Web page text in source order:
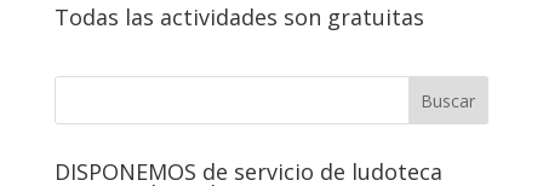
Todas las actividades son gratuitas
DISPONEMOS de servicio de ludoteca